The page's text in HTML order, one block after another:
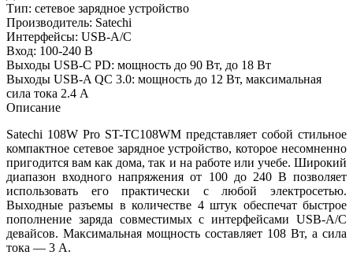
Тип: сетевое зарядное устройство
Производитель: Satechi
Интерфейсы: USB-A/C
Вход: 100-240 В
Выходы USB-C PD: мощность до 90 Вт, до 18 Вт
Выходы USB-A QC 3.0: мощность до 12 Вт, максимальная
сила тока 2.4 А
Описание
Satechi 108W Pro ST-TC108WM представляет собой стильное
компактное сетевое зарядное устройство, которое несомненно
пригодится вам как дома, так и на работе или учебе. Широкий
диапазон входного напряжения от 100 до 240 В позволяет
использовать его практически с любой электросетью.
Выходные разъемы в количестве 4 штук обеспечат быстрое
пополнение заряда совместимых с интерфейсами USB-A/C
девайсов. Максимальная мощность составляет 108 Вт, а сила
тока — 3 А.